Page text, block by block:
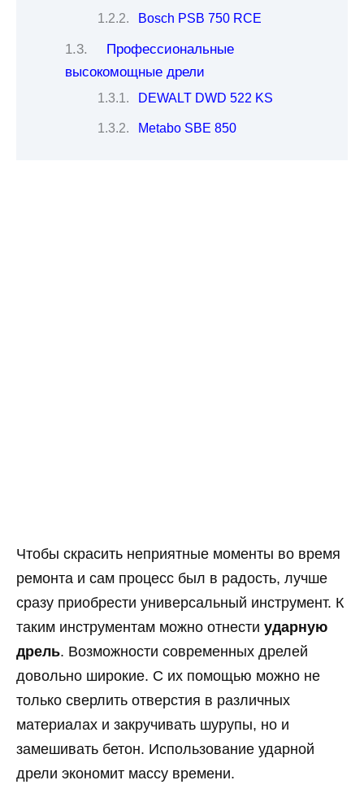
Bosch PSB 750 RCE
Профессиональные
высокомощные дрели
DEWALT DWD 522 KS
Metabo SBE 850
Чтобы скрасить неприятные моменты во время
ремонта и сам процесс был в радость, лучше
сразу приобрести универсальный инструмент. К
таким инструментам можно отнести ударную
дрель. Возможности современных дрелей
довольно широкие. С их помощью можно не
только сверлить отверстия в различных
материалах и закручивать шурупы, но и
замешивать бетон. Использование ударной
дрели экономит массу времени.